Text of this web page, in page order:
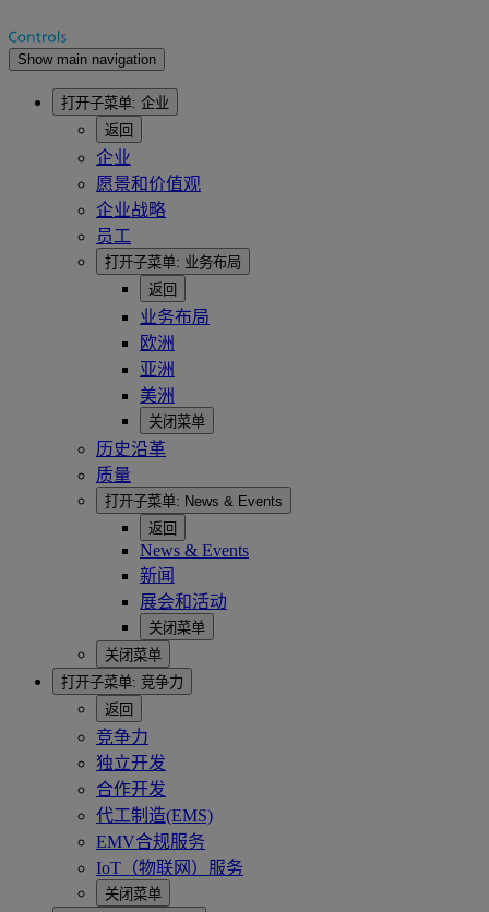
Show main navigation
打开子菜单: 企业
返回
企业
愿景和价值观
企业战略
员工
打开子菜单: 业务布局
返回
业务布局
欧洲
亚洲
美洲
关闭菜单
历史沿革
质量
打开子菜单: News & Events
返回
News & Events
新闻
展会和活动
关闭菜单
关闭菜单
打开子菜单: 竞争力
返回
竞争力
独立开发
合作开发
代工制造(EMS)
EMV合规服务
IoT（物联网）服务
关闭菜单